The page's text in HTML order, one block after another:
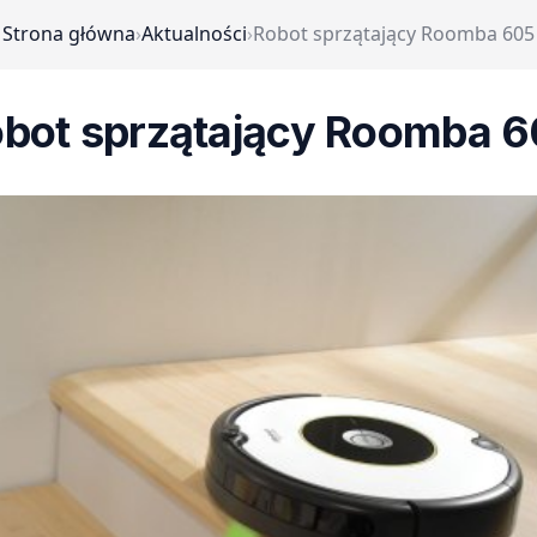
Strona główna›Aktualności›Robot sprzątający Roomba 605
sprzątający Roomba